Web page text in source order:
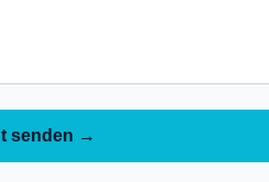
senden →